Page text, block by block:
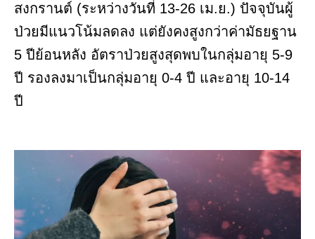
สงกรานต์ (ระหว่างวันที่ 13-26 เม.ย.) ปัจจุบันผู้
ป่วยมีแนวโน้มลดลง แต่ยังคงสูงกว่าค่ามัธยฐาน
5 ปีย้อนหลัง อัตราป่วยสูงสุดพบในกลุ่มอายุ 5-9
ปี รองลงมาเป็นกลุ่มอายุ 0-4 ปี และอายุ 10-14
ปี